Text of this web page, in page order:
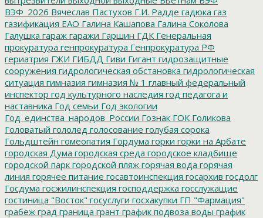
ВЭФ_2026 Вячеслав Пастухов Г.И. Радде гадюка газ
газификация ЕАО Галина Кашапова Галина Соколова
Галушка гараж гаражи Гаршин ГДК Генеральная
прокуратура генпрокуратура Генпрокуратура РФ
гериатрия ГЖИ ГИБДД Гиви Гигант гидрозащитные
сооружения гидрологическая обстановка гидрологическая
ситуация гимназия гимназия № 1 главный федеральный
инспектор год культурного наследия год педагога и
наставника Год семьи Год экологии
Год_единства_народов_России Гознак ГОК Голикова
Головатый гололед голосование голубая сорока
Гольдштейн гомеопатия Гордума горки горки на Арбате
городская Дума городская среда городское кладбище
городской парк городской пляж горячая вода горячая
линия горячее питание госавтоинспекция госархив госдолг
Госдума госжилинспекция господдержка госслужащие
гостиница "Восток" госуслуги госхакупки ГП "Фармация"
грабеж град граница грант график подвоза воды график